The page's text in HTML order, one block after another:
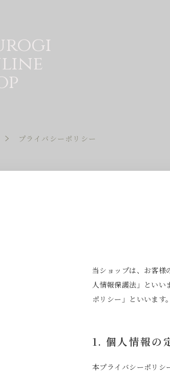
プライバシーポリシー
当ショップは、お客様
人情報保護法」とい
ポリシー」といいます
1. 個人情報の
本プライバシーポリシ